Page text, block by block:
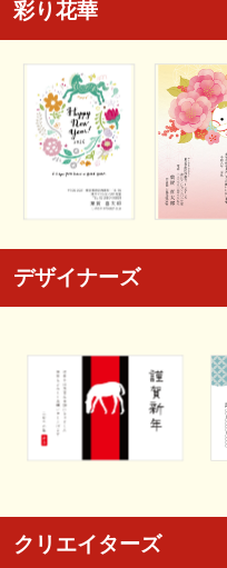
彩り花華
デザイナーズ
クリエイターズ